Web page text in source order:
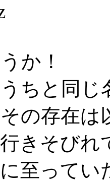
か！
ちと同じ
の存在は
きそびれ
至ってい